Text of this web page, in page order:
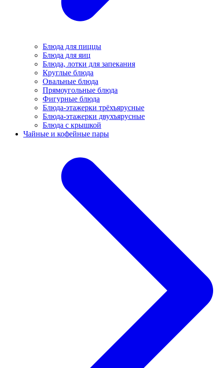
Блюда для пиццы
Блюда для яиц
Блюда, лотки для запекания
Круглые блюда
Овальные блюда
Прямоугольные блюда
Фигурные блюда
Блюда-этажерки трёхъярусные
Блюда-этажерки двухъярусные
Блюда с крышкой
Чайные и кофейные пары